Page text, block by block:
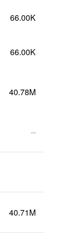
66.00K
66.00K
40.78M
--
40.71M